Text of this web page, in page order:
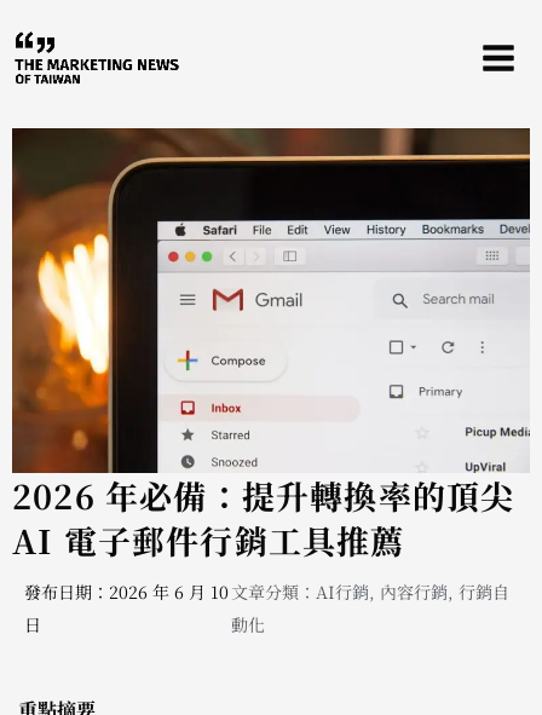
至
主
2026 年必備：提升轉換率的頂尖
AI 電子郵件行銷工具推薦
發布日期：2026 年 6 月 10
日
文章分類：AI行銷, 內容行銷, 行銷自
動化